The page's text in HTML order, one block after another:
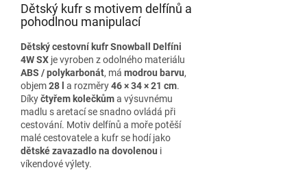
Dětský kufr s motivem delfínů a
pohodlnou manipulací
Dětský cestovní kufr Snowball Delfíni
4W SX je vyroben z odolného materiálu
ABS / polykarbonát, má modrou barvu,
objem28 l a rozměry46 × 34 × 21 cm.
Díkyčtyřem kolečkůma výsuvnému
madlu s aretací se snadno ovládá při
cestování. Motiv delfínů a moře potěší
malé cestovatele a kufr se hodí jako
dětské zavazadlo na dovolenou i
víkendové výlety.